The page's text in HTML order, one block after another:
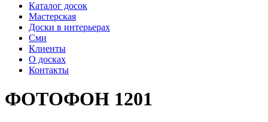
Каталог досок
Мастерская
Доски в интерьерах
Сми
Клиенты
О досках
Контакты
ФОТОФОН 1201